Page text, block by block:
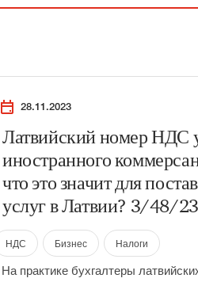
28.11.2023
Латвийский номер НДС
иностранного
что это значит для
услуг в Латвии? 3/48/23
НДС Бизнес Налоги
На практике бухгалтеры